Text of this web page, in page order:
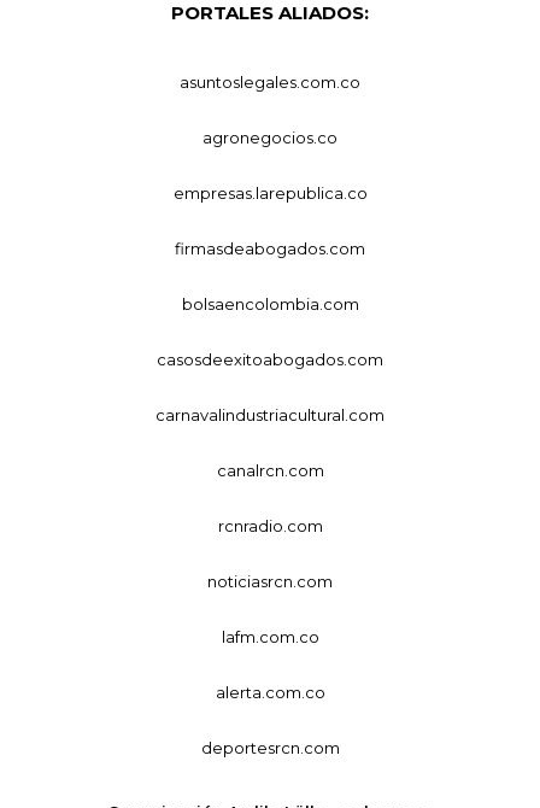
PORTALES ALIADOS:
asuntoslegales.com.co
agronegocios.co
empresas.larepublica.co
firmasdeabogados.com
bolsaencolombia.com
casosdeexitoabogados.com
carnavalindustriacultural.com
canalrcn.com
rcnradio.com
noticiasrcn.com
lafm.com.co
alerta.com.co
deportesrcn.com